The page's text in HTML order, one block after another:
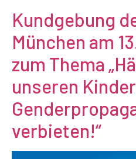
Kundgebung
München am
zum Thema
unseren
verbieten!“